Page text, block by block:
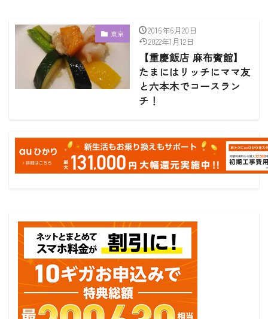
東京
2016年6月20日
2022年1月12日
【重慶飯店 麻布賓館】
たまにはリッチにママ友
と六本木でコースラン
チ！